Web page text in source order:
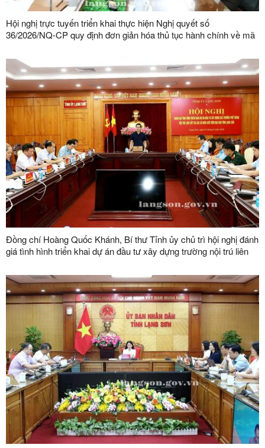
Hội nghị trực tuyến triển khai thực hiện Nghị quyết số
36/2026/NQ-CP quy định đơn giản hóa thủ tục hành chính về mã
Đồng chí Hoàng Quốc Khánh, Bí thư Tỉnh ủy chủ trì hội nghị đánh
giá tình hình triển khai dự án đầu tư xây dựng trường nội trú liên